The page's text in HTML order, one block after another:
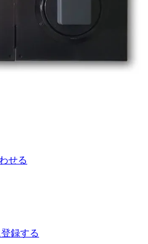
せる
録する